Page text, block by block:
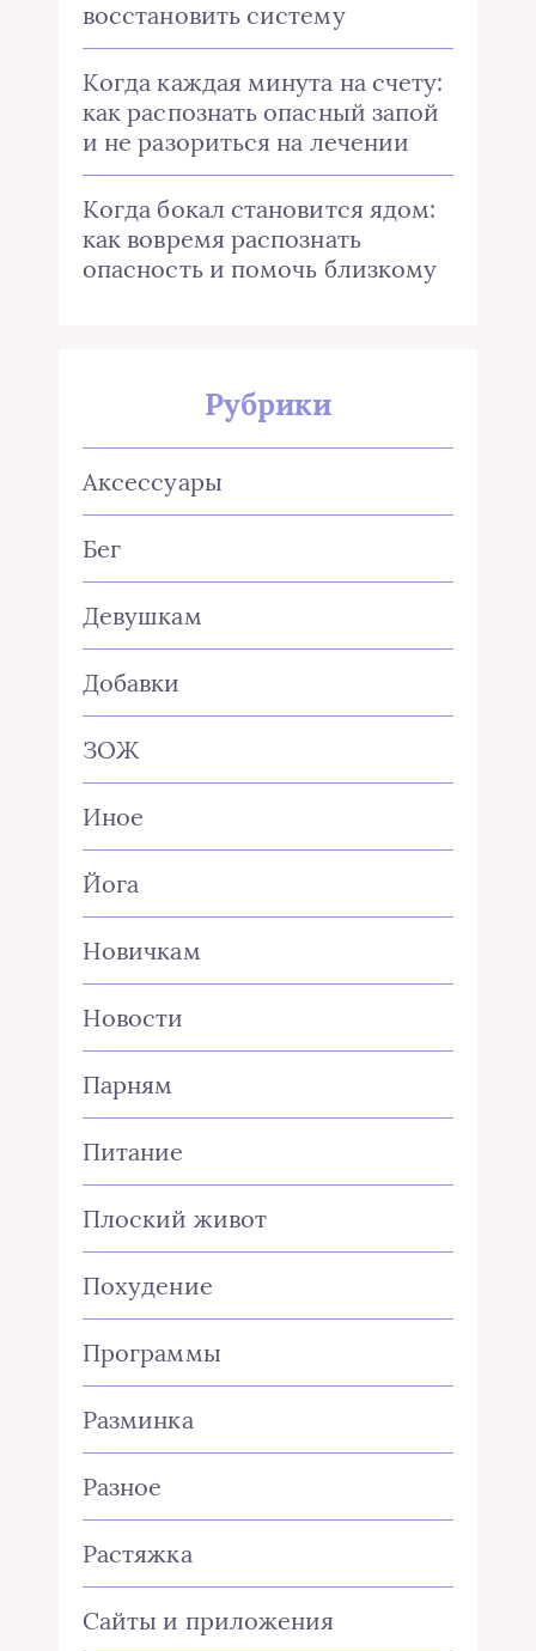
восстановить систему
Когда каждая минута на счету:
как распознать опасный запой
и не разориться на лечении
Когда бокал становится ядом:
как вовремя распознать
опасность и помочь близкому
Рубрики
Аксессуары
Бег
Девушкам
Добавки
ЗОЖ
Иное
Йога
Новичкам
Новости
Парням
Питание
Плоский живот
Похудение
Программы
Разминка
Разное
Растяжка
Сайты и приложения